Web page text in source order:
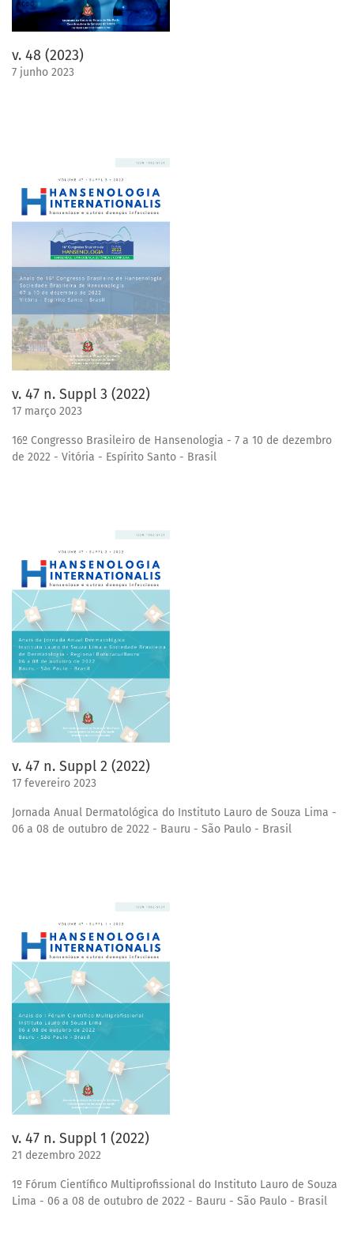
v. 48 (2023)
7 junho 2023
v. 47 n. Suppl 3 (2022)
17 março 2023
16º Congresso Brasileiro de Hansenologia - 7 a 10 de dezembro
de 2022 - Vitória - Espírito Santo - Brasil
v. 47 n. Suppl 2 (2022)
17 fevereiro 2023
Jornada Anual Dermatológica do Instituto Lauro de Souza Lima -
06 a 08 de outubro de 2022 - Bauru - São Paulo - Brasil
v. 47 n. Suppl 1 (2022)
21 dezembro 2022
1º Fórum Científico Multiprofissional do Instituto Lauro de Souza
Lima - 06 a 08 de outubro de 2022 - Bauru - São Paulo - Brasil